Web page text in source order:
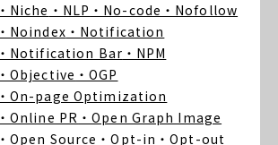
・Niche ・NLP ・No-code ・Nofollow
・Noindex ・Notification
・Notification Bar ・NPM
・Objective ・OGP
・On-page Optimization
・Online PR ・Open Graph Image
・Open Source ・Opt-in ・Opt-out